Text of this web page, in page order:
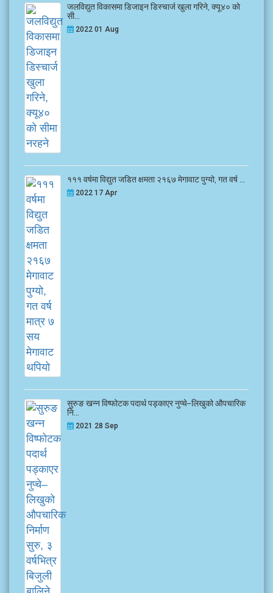
जलविद्युत विकासमा डिजाइन डिस्चार्ज खुला गरिने, क्यू४० काे
सी...
2022 01 Aug
१११ वर्षमा विद्युत जडित क्षमता २१६७ मेगावाट पुग्यो, गत वर्ष ...
2022 17 Apr
सुरुङ खन्न विष्फोटक पदार्थ पड्काएर नुप्चे–लिखुको औपचारिक
नि...
2021 28 Sep